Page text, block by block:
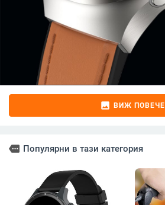
image ВИЖ ПОВЕЧЕ
more Популярни в тази категория